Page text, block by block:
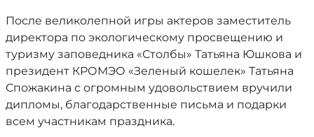
После великолепной игры актеров заместитель
директора по экологическому просвещению и
туризму заповедника «Столбы» Татьяна Юшкова и
президент КРОМЭО «Зеленый кошелек» Татьяна
Спожакина с огромным удовольствием вручили
дипломы, благодарственные письма и подарки
всем участникам праздника.